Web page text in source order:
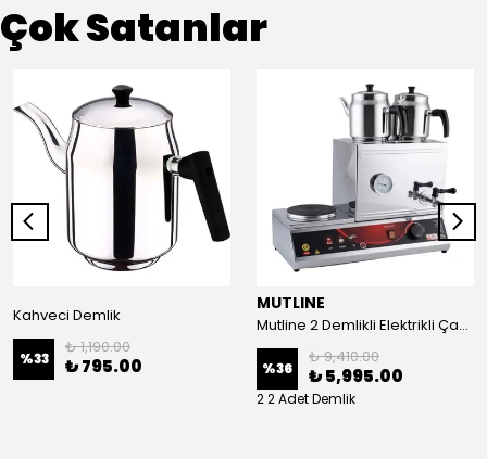
Çok Satanlar
Kahveci Demlik
%33
₺ 1,190.00
₺ 795.00
MUTLINE
Mutline 2 Demlikli Elektrikli Çay Kazanı, Çay Ocağı 25 LT
%36
₺ 9,410.00
₺ 5,995.00
2 2 Adet Demlik